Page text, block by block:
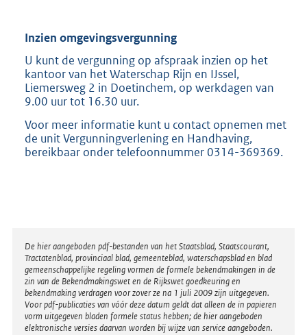
Inzien omgevingsvergunning
U kunt de vergunning op afspraak inzien op het
kantoor van het Waterschap Rijn en IJssel,
Liemersweg 2 in Doetinchem, op werkdagen van
9.00 uur tot 16.30 uur.
Voor meer informatie kunt u contact opnemen met
de unit Vergunningverlening en Handhaving,
bereikbaar onder telefoonnummer 0314-369369.
Disclaimer
De hier aangeboden pdf-bestanden van het Staatsblad, Staatscourant,
Tractatenblad, provinciaal blad, gemeenteblad, waterschapsblad en blad
gemeenschappelijke regeling vormen de formele bekendmakingen in de
zin van de Bekendmakingswet en de Rijkswet goedkeuring en
bekendmaking verdragen voor zover ze na 1 juli 2009 zijn uitgegeven.
Voor pdf-publicaties van vóór deze datum geldt dat alleen de in papieren
vorm uitgegeven bladen formele status hebben; de hier aangeboden
elektronische versies daarvan worden bij wijze van service aangeboden.